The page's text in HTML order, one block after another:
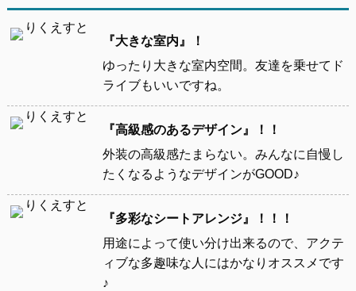
『大きな室内』！
ゆったり大きな室内空間。友達を乗せてド
ライブもいいですね。
『高級感のあるデザイン』！！
外装の高級感たまらない。みんなに自慢し
たくなるようなデザインがGOOD♪
『多彩なシートアレンジ』！！！
用途によって使い分け出来るので、アクテ
ィブな多趣味な人にはかなりオススメです
♪